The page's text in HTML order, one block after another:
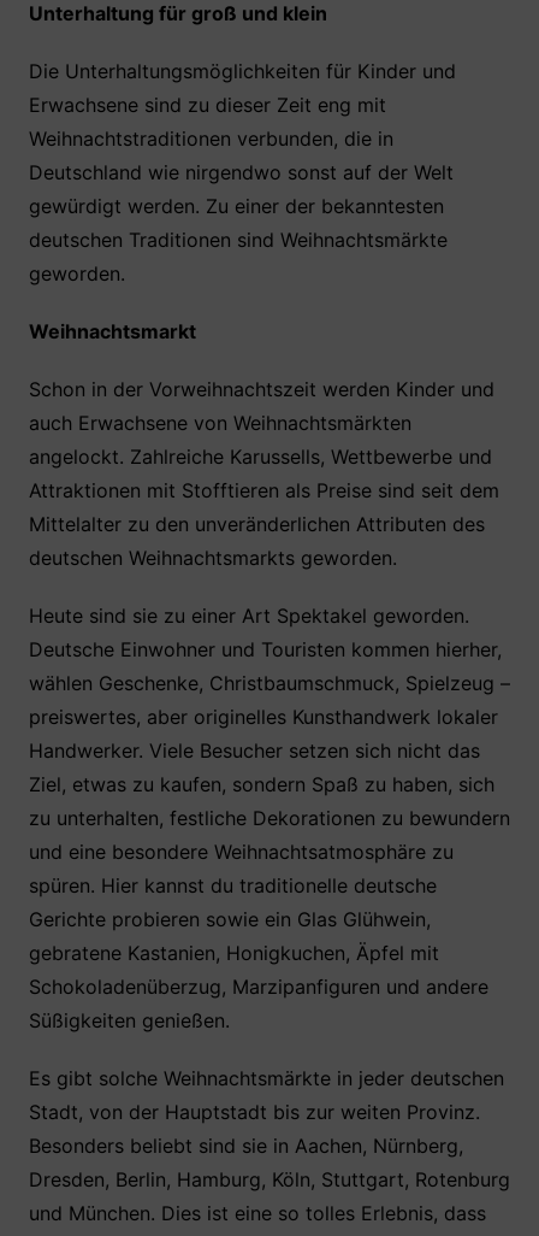
Unterhaltung für groß und klein
Die Unterhaltungsmöglichkeiten für Kinder und
Erwachsene sind zu dieser Zeit eng mit
Weihnachtstraditionen verbunden, die in
Deutschland wie nirgendwo sonst auf der Welt
gewürdigt werden. Zu einer der bekanntesten
deutschen Traditionen sind Weihnachtsmärkte
geworden.
Weihnachtsmarkt
Schon in der Vorweihnachtszeit werden Kinder und
auch Erwachsene von Weihnachtsmärkten
angelockt. Zahlreiche Karussells, Wettbewerbe und
Attraktionen mit Stofftieren als Preise sind seit dem
Mittelalter zu den unveränderlichen Attributen des
deutschen Weihnachtsmarkts geworden.
Heute sind sie zu einer Art Spektakel geworden.
Deutsche Einwohner und Touristen kommen hierher,
wählen Geschenke, Christbaumschmuck, Spielzeug –
preiswertes, aber originelles Kunsthandwerk lokaler
Handwerker. Viele Besucher setzen sich nicht das
Ziel, etwas zu kaufen, sondern Spaß zu haben, sich
zu unterhalten, festliche Dekorationen zu bewundern
und eine besondere Weihnachtsatmosphäre zu
spüren. Hier kannst du traditionelle deutsche
Gerichte probieren sowie ein Glas Glühwein,
gebratene Kastanien, Honigkuchen, Äpfel mit
Schokoladenüberzug, Marzipanfiguren und andere
Süßigkeiten genießen.
Es gibt solche Weihnachtsmärkte in jeder deutschen
Stadt, von der Hauptstadt bis zur weiten Provinz.
Besonders beliebt sind sie in Aachen, Nürnberg,
Dresden, Berlin, Hamburg, Köln, Stuttgart, Rotenburg
und München. Dies ist eine so tolles Erlebnis, dass